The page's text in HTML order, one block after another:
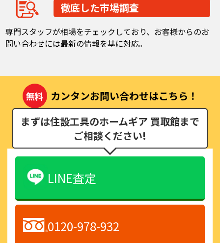
徹底した市場調査
専門スタッフが相場をチェックしており、お客様からのお
問い合わせには最新の情報を基に対応。
無料
カンタンお問い合わせはこちら！
まずは住設工具のホームギア 買取館まで
ご相談ください!
LINE査定
0120-978-932